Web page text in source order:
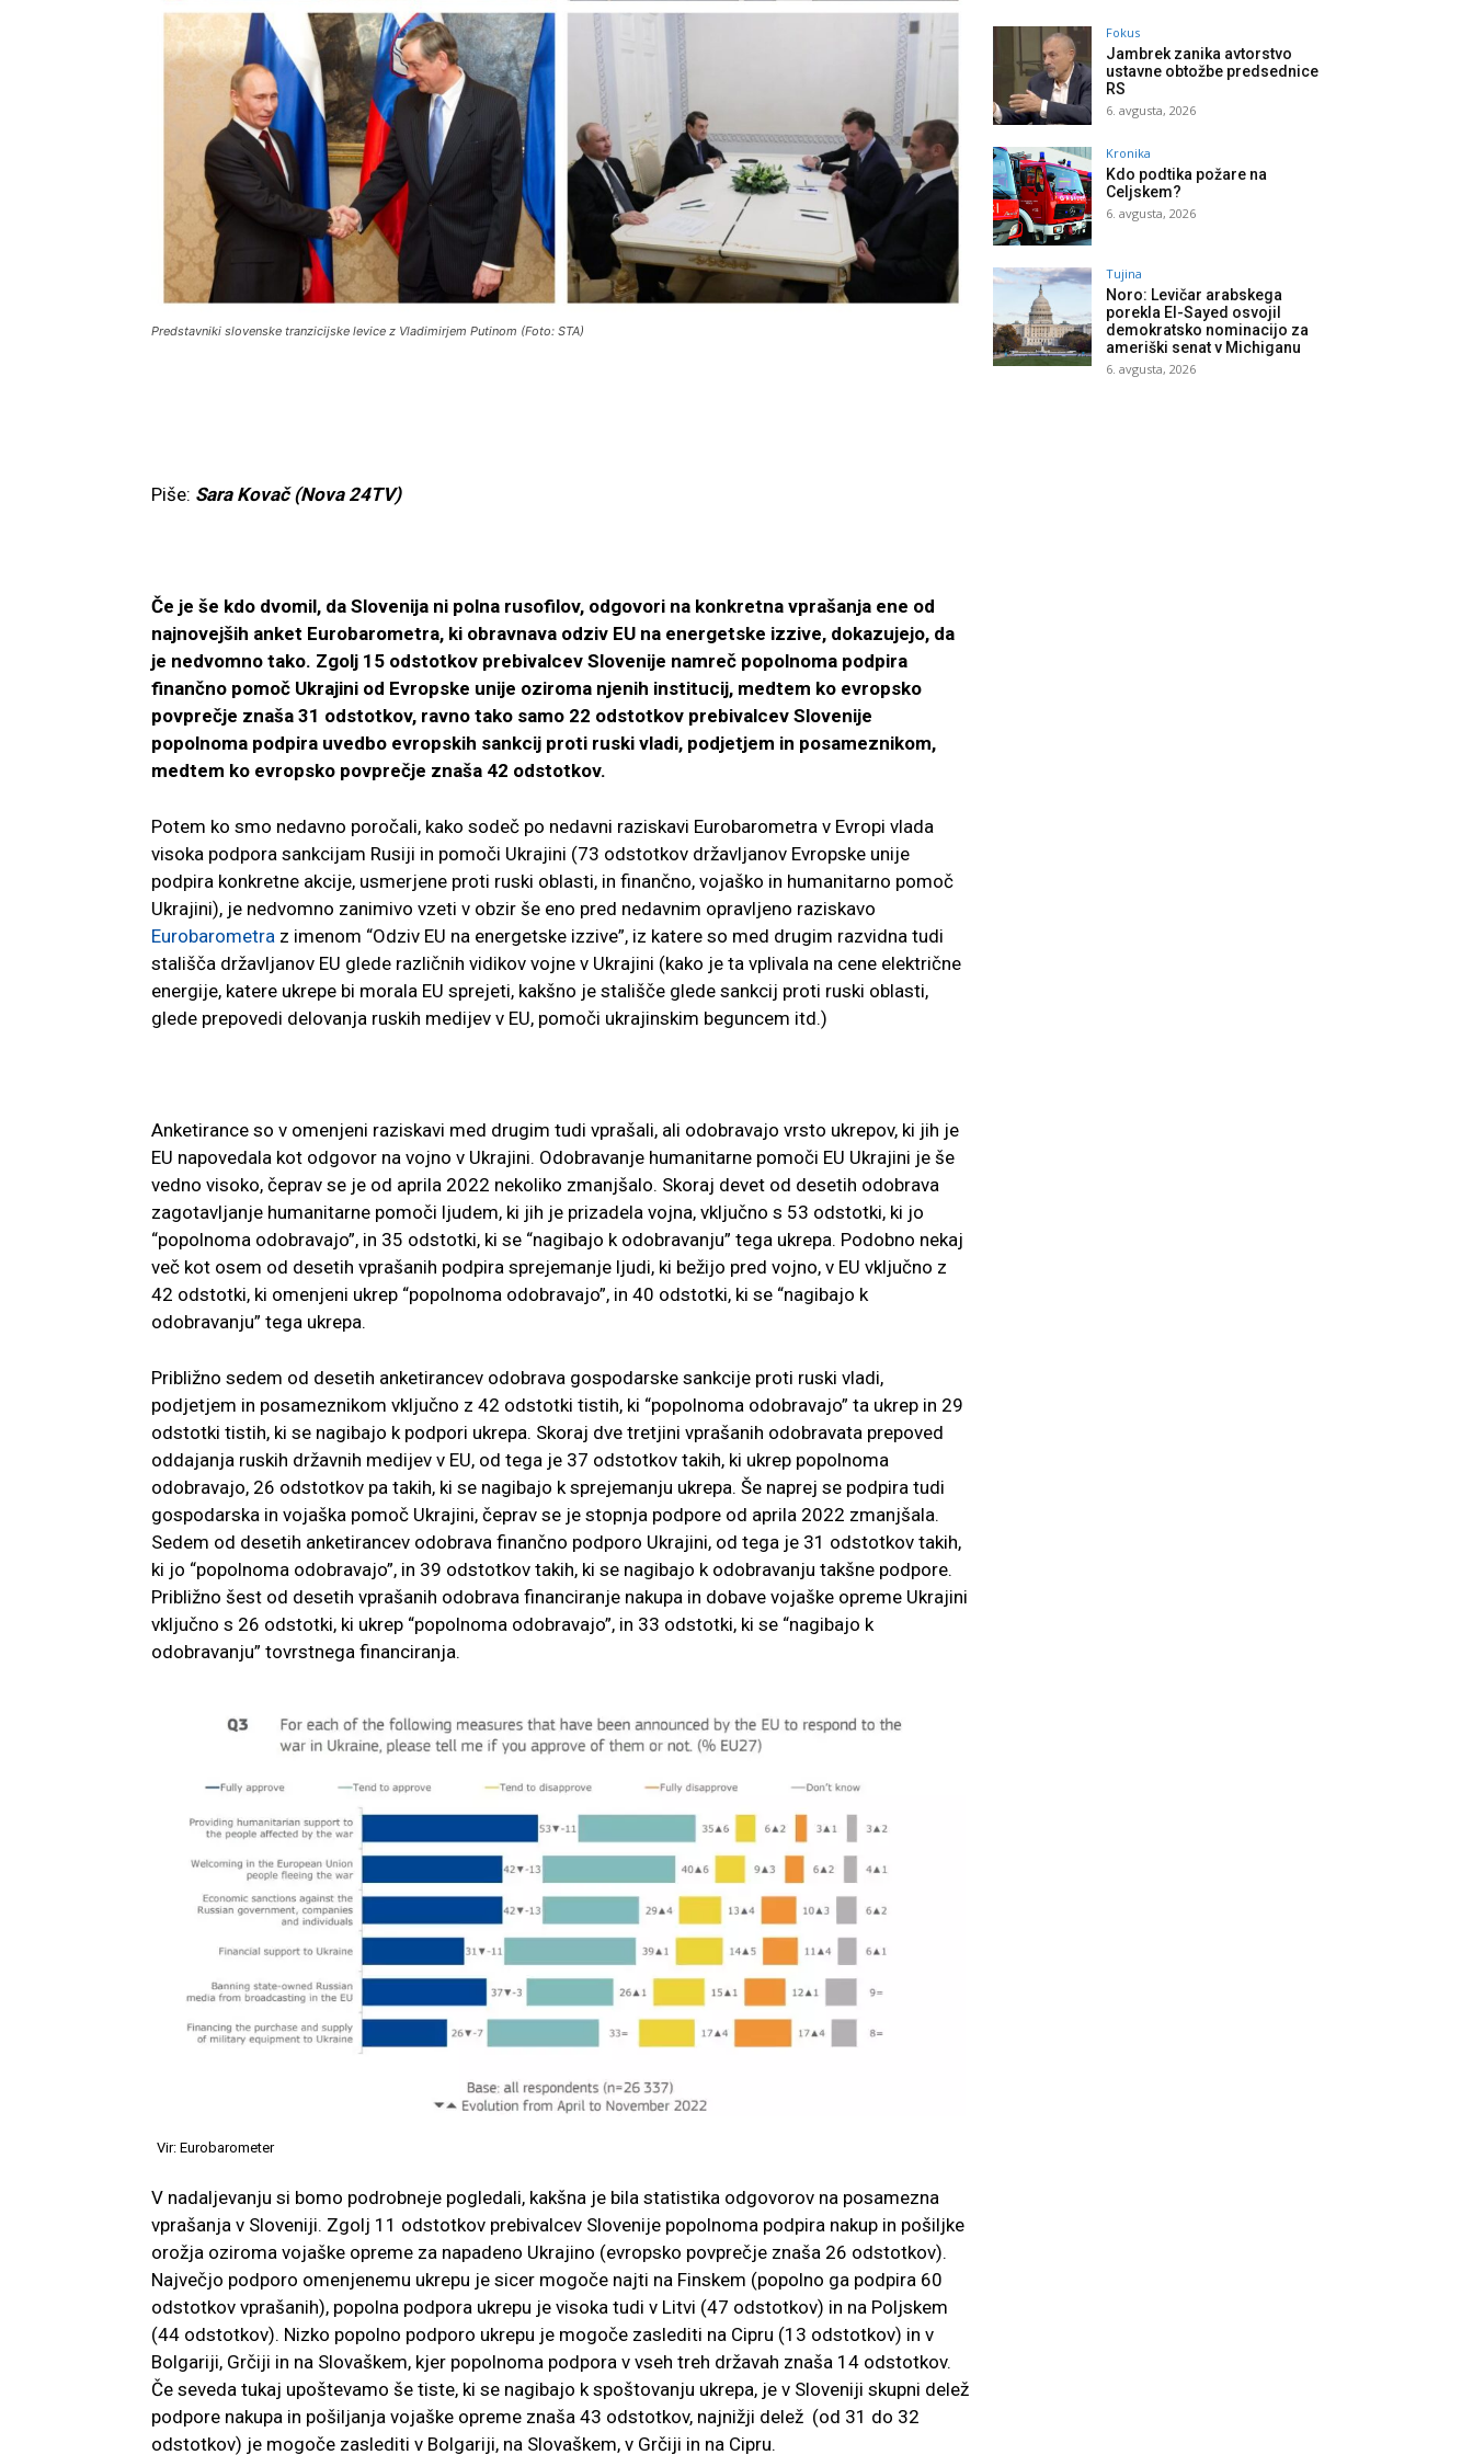
Predstavniki slovenske tranzicijske levice z Vladimirjem Putinom (Foto: STA)
Piše: Sara Kovač (Nova 24TV)
Če je še kdo dvomil, da Slovenija ni polna rusofilov, odgovori na konkretna vprašanja ene od
najnovejših anket Eurobarometra, ki obravnava odziv EU na energetske izzive, dokazujejo, da
je nedvomno tako. Zgolj 15 odstotkov prebivalcev Slovenije namreč popolnoma podpira
finančno pomoč Ukrajini od Evropske unije oziroma njenih institucij, medtem ko evropsko
povprečje znaša 31 odstotkov, ravno tako samo 22 odstotkov prebivalcev Slovenije
popolnoma podpira uvedbo evropskih sankcij proti ruski vladi, podjetjem in posameznikom,
medtem ko evropsko povprečje znaša 42 odstotkov.
Potem ko smo nedavno poročali, kako sodeč po nedavni raziskavi Eurobarometra v Evropi vlada
visoka podpora sankcijam Rusiji in pomoči Ukrajini (73 odstotkov državljanov Evropske unije
podpira konkretne akcije, usmerjene proti ruski oblasti, in finančno, vojaško in humanitarno pomoč
Ukrajini), je nedvomno zanimivo vzeti v obzir še eno pred nedavnim opravljeno raziskavo
Eurobarometra z imenom “Odziv EU na energetske izzive”, iz katere so med drugim razvidna tudi
stališča državljanov EU glede različnih vidikov vojne v Ukrajini (kako je ta vplivala na cene električne
energije, katere ukrepe bi morala EU sprejeti, kakšno je stališče glede sankcij proti ruski oblasti,
glede prepovedi delovanja ruskih medijev v EU, pomoči ukrajinskim beguncem itd.)
Anketirance so v omenjeni raziskavi med drugim tudi vprašali, ali odobravajo vrsto ukrepov, ki jih je
EU napovedala kot odgovor na vojno v Ukrajini. Odobravanje humanitarne pomoči EU Ukrajini je še
vedno visoko, čeprav se je od aprila 2022 nekoliko zmanjšalo. Skoraj devet od desetih odobrava
zagotavljanje humanitarne pomoči ljudem, ki jih je prizadela vojna, vključno s 53 odstotki, ki jo
“popolnoma odobravajo”, in 35 odstotki, ki se “nagibajo k odobravanju” tega ukrepa. Podobno nekaj
več kot osem od desetih vprašanih podpira sprejemanje ljudi, ki bežijo pred vojno, v EU vključno z
42 odstotki, ki omenjeni ukrep “popolnoma odobravajo”, in 40 odstotki, ki se “nagibajo k
odobravanju” tega ukrepa.
Približno sedem od desetih anketirancev odobrava gospodarske sankcije proti ruski vladi,
podjetjem in posameznikom vključno z 42 odstotki tistih, ki “popolnoma odobravajo” ta ukrep in 29
odstotki tistih, ki se nagibajo k podpori ukrepa. Skoraj dve tretjini vprašanih odobravata prepoved
oddajanja ruskih državnih medijev v EU, od tega je 37 odstotkov takih, ki ukrep popolnoma
odobravajo, 26 odstotkov pa takih, ki se nagibajo k sprejemanju ukrepa. Še naprej se podpira tudi
gospodarska in vojaška pomoč Ukrajini, čeprav se je stopnja podpore od aprila 2022 zmanjšala.
Sedem od desetih anketirancev odobrava finančno podporo Ukrajini, od tega je 31 odstotkov takih,
ki jo “popolnoma odobravajo”, in 39 odstotkov takih, ki se nagibajo k odobravanju takšne podpore.
Približno šest od desetih vprašanih odobrava financiranje nakupa in dobave vojaške opreme Ukrajini
vključno s 26 odstotki, ki ukrep “popolnoma odobravajo”, in 33 odstotki, ki se “nagibajo k
odobravanju” tovrstnega financiranja.
Vir: Eurobarometer
V nadaljevanju si bomo podrobneje pogledali, kakšna je bila statistika odgovorov na posamezna
vprašanja v Sloveniji. Zgolj 11 odstotkov prebivalcev Slovenije popolnoma podpira nakup in pošiljke
orožja oziroma vojaške opreme za napadeno Ukrajino (evropsko povprečje znaša 26 odstotkov).
Največjo podporo omenjenemu ukrepu je sicer mogoče najti na Finskem (popolno ga podpira 60
odstotkov vprašanih), popolna podpora ukrepu je visoka tudi v Litvi (47 odstotkov) in na Poljskem
(44 odstotkov). Nizko popolno podporo ukrepu je mogoče zaslediti na Cipru (13 odstotkov) in v
Bolgariji, Grčiji in na Slovaškem, kjer popolnoma podpora v vseh treh državah znaša 14 odstotkov.
Če seveda tukaj upoštevamo še tiste, ki se nagibajo k spoštovanju ukrepa, je v Sloveniji skupni delež
podpore nakupa in pošiljanja vojaške opreme znaša 43 odstotkov, najnižji delež (od 31 do 32
odstotkov) je mogoče zaslediti v Bolgariji, na Slovaškem, v Grčiji in na Cipru.
Fokus
Jambrek zanika avtorstvo
ustavne obtožbe predsednice
RS
6. avgusta, 2026
Kronika
Kdo podtika požare na
Celjskem?
6. avgusta, 2026
Tujina
Noro: Levičar arabskega
porekla El-Sayed osvojil
demokratsko nominacijo za
ameriški senat v Michiganu
6. avgusta, 2026